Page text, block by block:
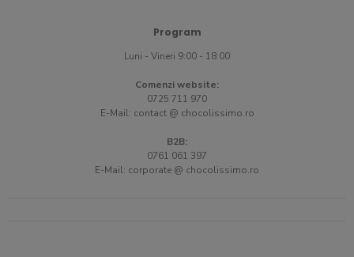
Program
Luni - Vineri 9:00 - 18:00
Comenzi website:
0725 711 970
E-Mail: contact @ chocolissimo.ro
B2B:
0761 061 397
E-Mail: corporate @ chocolissimo.ro